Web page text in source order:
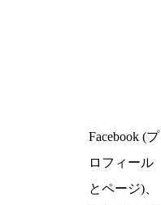
Facebook (プ
ロフィール
とページ)、